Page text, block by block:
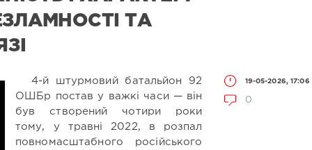
ТА
19-05-2026, 17:06
0
4-й штурмовий батальйон 92
ОШБр постав у важкі часи — він
був створений чотири роки
тому, у травні 2022, в розпал
повномасштабного російського